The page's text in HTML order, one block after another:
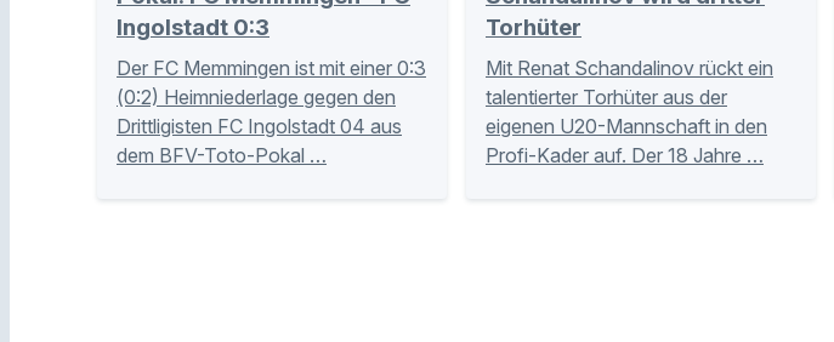
Ingolstadt 0:3
Der FC Memmingen ist mit einer 0:3
(0:2) Heimniederlage gegen den
Drittligisten FC Ingolstadt 04 aus
dem BFV-Toto-Pokal …
Torhüter
Mit Renat Schandalinov rückt ein
talentierter Torhüter aus der
eigenen U20-Mannschaft in den
Profi-Kader auf. Der 18 Jahre …